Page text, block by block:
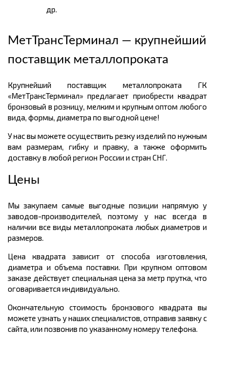
др.
МетТрансТерминал — крупнейший
поставщик металлопроката
Крупнейший поставщик металлопроката ГК
«МетТрансТерминал» предлагает приобрести квадрат
бронзовый в розницу, мелким и крупным оптом любого
вида, формы, диаметра по выгодной цене!
У нас вы можете осуществить резку изделий по нужным
вам размерам, гибку и правку, а также оформить
доставку в любой регион России и стран СНГ.
Цены
Мы закупаем самые выгодные позиции напрямую у
заводов-производителей, поэтому у нас всегда в
наличии все виды металлопроката любых диаметров и
размеров.
Цена квадрата зависит от способа изготовления,
диаметра и объема поставки. При крупном оптовом
заказе действует специальная цена за метр прутка, что
оговаривается индивидуально.
Окончательную стоимость бронзового квадрата вы
можете узнать у наших специалистов, отправив заявку с
сайта, или позвонив по указанному номеру телефона.